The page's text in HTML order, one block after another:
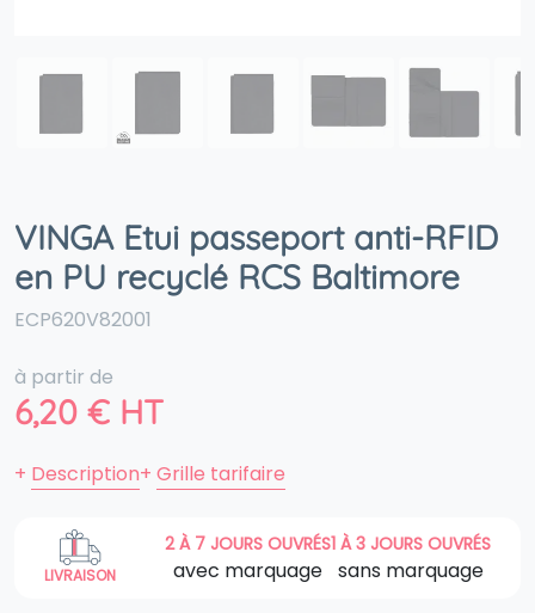
VINGA Etui passeport anti-RFID
en PU recyclé RCS Baltimore
ECP620V82001
à partir de
6,20 € HT
+ Description+ Grille tarifaire
LIVRAISON
2 À 7 JOURS OUVRÉS
avec marquage
1 À 3 JOURS OUVRÉS
sans marquage